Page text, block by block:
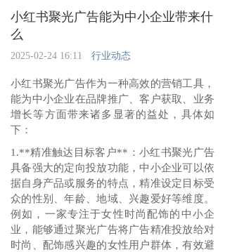
小红书聚光广告能为中小企业带来什
么
2025-02-24 16:11 行业动态
小红书聚光广告作为一种高效的营销工具，
能为中小企业在品牌推广、客户获取、业务
增长等方面带来诸多显著的益处，具体如
下：
1.**精准触达目标客户**：小红书聚光广告
具备强大的定向投放功能，中小企业可以依
据自身产品或服务的特点，精准设定目标受
众的性别、年龄、地域、兴趣爱好等维度。
例如，一家专注于女性时尚配饰的中小企
业，能够通过聚光广告将广告精准投放给对
时尚、配饰感兴趣的女性用户群体，有效避